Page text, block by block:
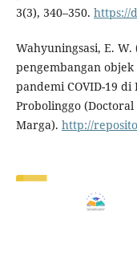
3(3), 340–350. https://
Wahyuningsasi, E.
pengembangan objek
pandemi COVID-19
Probolinggo
Marga). http://